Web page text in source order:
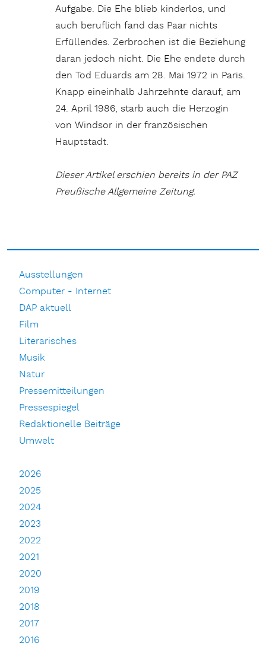
Aufgabe. Die Ehe blieb kinderlos, und
auch beruflich fand das Paar nichts
Erfüllendes. Zerbrochen ist die Beziehung
daran jedoch nicht. Die Ehe endete durch
den Tod Eduards am 28. Mai 1972 in Paris.
Knapp eineinhalb Jahrzehnte darauf, am
24. April 1986, starb auch die Herzogin
von Windsor in der französischen
Hauptstadt.
Dieser Artikel erschien bereits in der PAZ
Preußische Allgemeine Zeitung.
Ausstellungen
Computer - Internet
DAP aktuell
Film
Literarisches
Musik
Natur
Pressemitteilungen
Pressespiegel
Redaktionelle Beiträge
Umwelt
2026
2025
2024
2023
2022
2021
2020
2019
2018
2017
2016